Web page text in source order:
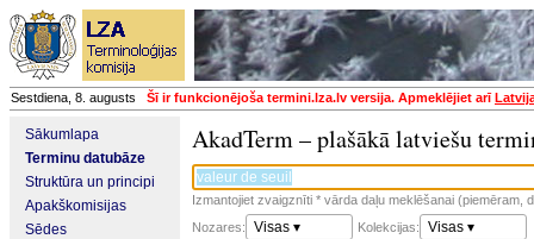
Sestdiena, 8. augusts Šī ir funkcionējoša termini.lza.lv versija. Apmeklējiet arī
Sākumlapa
Terminu datubāze
Struktūra un principi
Apakškomisijas
Sēdes
AkadTerm – plašākā latviešu
Izmantojiet zvaigznīti * vārda daļu meklēšanai (piemēram,
Nozares:
Visas ▾ Kolekcijas: Visas ▾